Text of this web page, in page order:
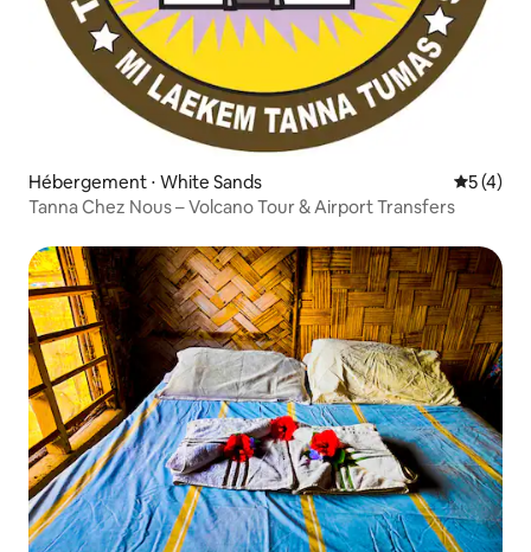
Hébergement ⋅ White Sands
5 (4)
Tanna Chez Nous – Volcano Tour & Airport Transfers